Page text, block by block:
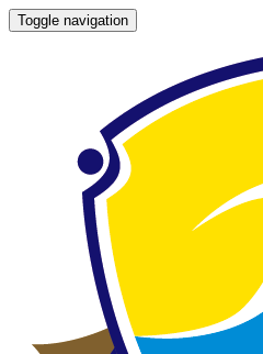
Toggle navigation